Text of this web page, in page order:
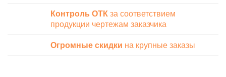
Контроль ОТК за соответствием
продукции чертежам заказчика
Огромные скидки на крупные заказы